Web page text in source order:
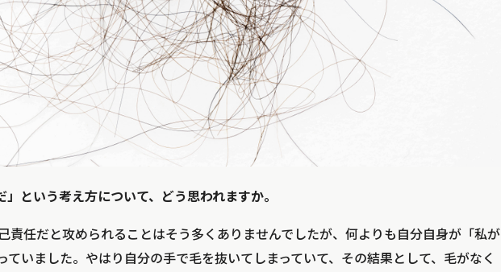
という考え方について、どう思われますか。
責任だと攻められることはそう多くありませんでしたが、何よりも自分自身が「私が
ていました。やはり自分の手で毛を抜いてしまっていて、その結果として、毛がなく